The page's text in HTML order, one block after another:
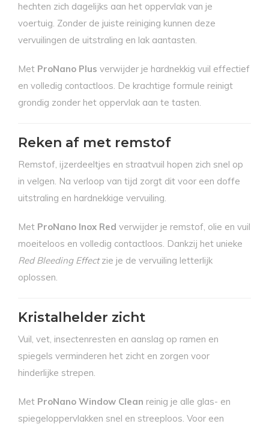
hechten zich dagelijks aan het oppervlak van je
voertuig. Zonder de juiste reiniging kunnen deze
vervuilingen de uitstraling en lak aantasten.
Met ProNano Plus verwijder je hardnekkig vuil effectief
en volledig contactloos. De krachtige formule reinigt
grondig zonder het oppervlak aan te tasten.
Reken af met remstof
Remstof, ijzerdeeltjes en straatvuil hopen zich snel op
in velgen. Na verloop van tijd zorgt dit voor een doffe
uitstraling en hardnekkige vervuiling.
Met ProNano Inox Red verwijder je remstof, olie en vuil
moeiteloos en volledig contactloos. Dankzij het unieke
Red Bleeding Effectzie je de vervuiling letterlijk
oplossen.
Kristalhelder zicht
Vuil, vet, insectenresten en aanslag op ramen en
spiegels verminderen het zicht en zorgen voor
hinderlijke strepen.
Met ProNano Window Clean reinig je alle glas- en
spiegeloppervlakken snel en streeploos. Voor een